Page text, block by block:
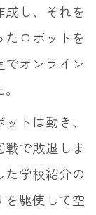
し、それを
ロボットを
オンライン
トは動き、
で敗退しま
学校紹介の
駆使して空